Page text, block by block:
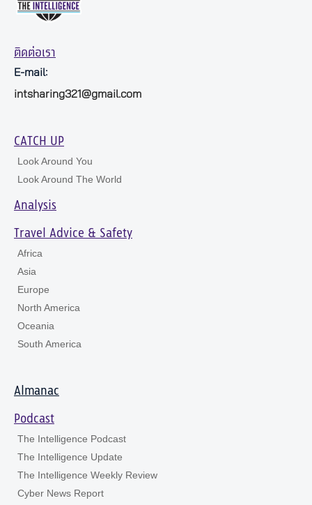
ติดต่อเรา
E-mail:
intsharing321@gmail.com
CATCH UP
Look Around You
Look Around The World
Analysis
Travel Advice & Safety
Africa
Asia
Europe
North America
Oceania
South America
Almanac
Podcast
The Intelligence Podcast
The Intelligence Update
The Intelligence Weekly Review
Cyber News Report